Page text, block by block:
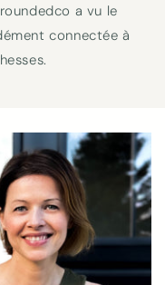
a vu le
connectée à